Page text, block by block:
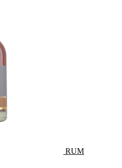
RUM